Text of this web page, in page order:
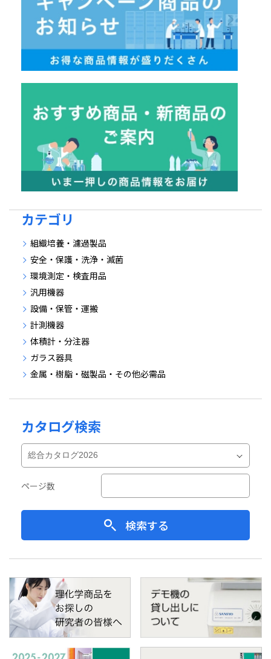
カテゴリ
組織培養・濾過製品
安全・保護・洗浄・滅菌
環境測定・検査用品
汎用機器
設備・保管・運搬
計測機器
体積計・分注器
ガラス器具
金属・樹脂・磁製品・その他必需品
カタログ検索
ページ数
検索する